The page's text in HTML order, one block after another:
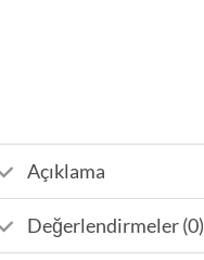
Açıklama
Değerlendirmeler (0)